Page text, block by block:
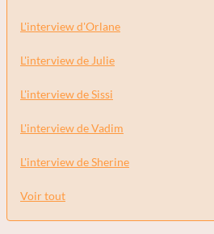
L'interview d'Orlane
L'interview de Julie
L'interview de Sissi
L'interview de Vadim
L'interview de Sherine
Voir tout